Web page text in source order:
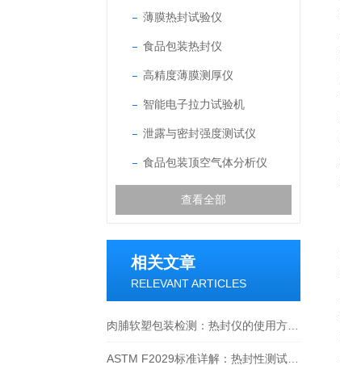
薄膜热封试验仪
食品包装热封仪
高精度薄膜测厚仪
智能电子拉力试验机
泄露与密封强度测试仪
食品包装顶空气体分析仪
查看全部
相关文章
RELEVANT ARTICLES